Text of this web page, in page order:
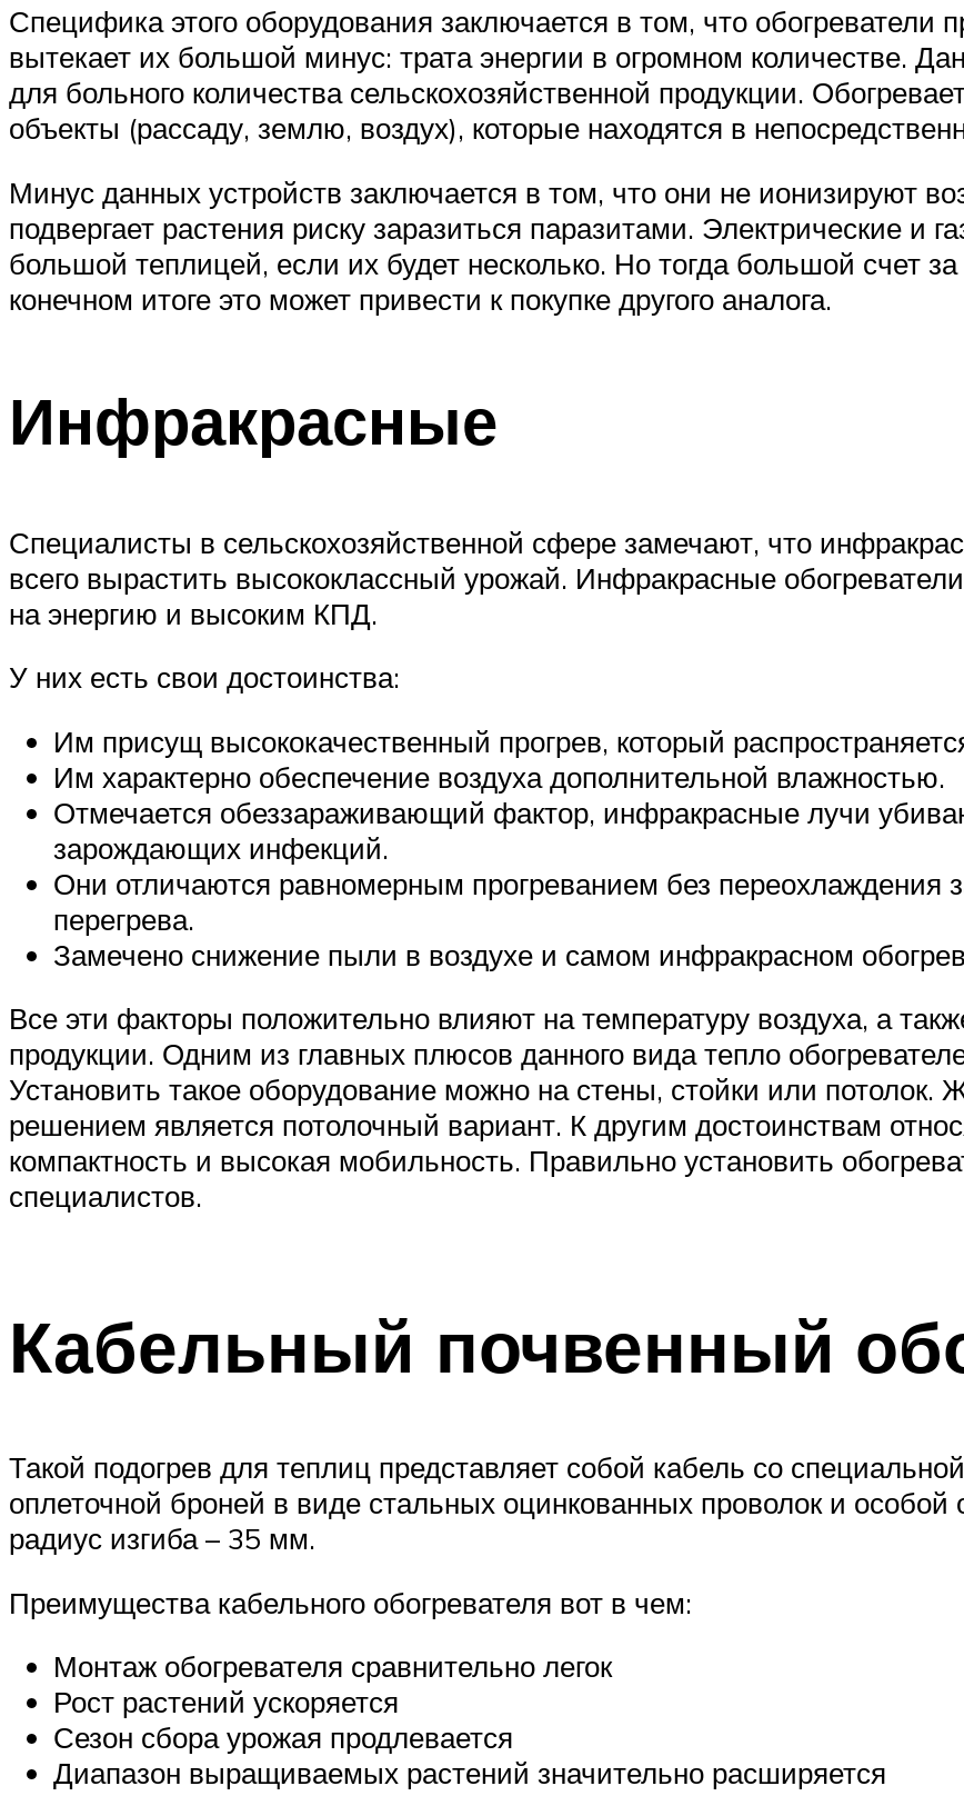
Специфика этого оборудования заключается в том, что
вытекает их большой минус: трата энергии в огромном количестве.
для больного количества сельскохозяйственной продукции.
объекты (рассаду, землю, воздух), которые находятся в
Минус данных устройств заключается в том, что они не ионизируют
подвергает растения риску заразиться паразитами. Электрические и
большой теплицей, если их будет несколько. Но тогда большой счет
конечном итоге это может привести к покупке другого аналога.
Инфракрасные
Специалисты в сельскохозяйственной сфере замечают, что
всего вырастить высококлассный урожай. Инфракрасные
на энергию и высоким КПД.
У них есть свои достоинства:
Им присущ высококачественный прогрев, который
Им характерно обеспечение воздуха дополнительной влажностью.
Отмечается обеззараживающий фактор, инфракрасные лучи
зарождающих инфекций.
Они отличаются равномерным прогреванием без переохлаждения
перегрева.
Замечено снижение пыли в воздухе и самом инфракрасном
Все эти факторы положительно влияют на температуру воздуха, а
продукции. Одним из главных плюсов данного вида тепло
Установить такое оборудование можно на стены, стойки или
решением является потолочный вариант. К другим достоинствам
компактность и высокая мобильность. Правильно установить
специалистов.
Кабельный почвенный
Такой подогрев для теплиц представляет собой кабель со
оплеточной броней в виде стальных оцинкованных проволок и
радиус изгиба – 35 мм.
Преимущества кабельного обогревателя вот в чем:
Монтаж обогревателя сравнительно легок
Рост растений ускоряется
Сезон сбора урожая продлевается
Диапазон выращиваемых растений значительно расширяется